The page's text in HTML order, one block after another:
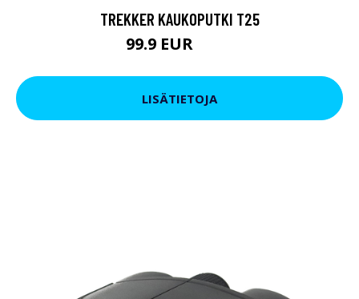
TREKKER KAUKOPUTKI T25
99.9 EUR
LISÄTIETOJA